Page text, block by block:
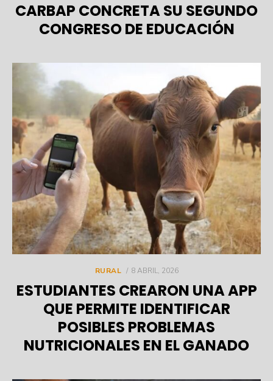
CARBAP CONCRETA SU SEGUNDO
CONGRESO DE EDUCACIÓN
RURAL
POSTED
8 ABRIL, 2026
ESTUDIANTES CREARON UNA APP
QUE PERMITE IDENTIFICAR
POSIBLES PROBLEMAS
NUTRICIONALES EN EL GANADO